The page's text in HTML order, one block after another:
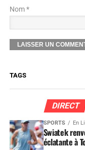
Nom *
TAGS
DIRECT
SPORTS En
Swiatek
éclatante à